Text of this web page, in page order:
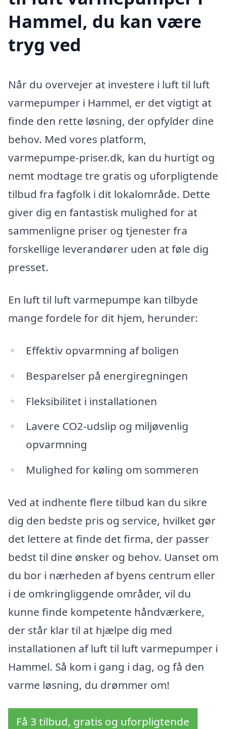
Hammel, du kan være
tryg ved
Når du overvejer at investere i luft til luft
varmepumper i Hammel, er det vigtigt at
finde den rette løsning, der opfylder dine
behov. Med vores platform,
varmepumpe-priser.dk, kan du hurtigt og
nemt modtage tre gratis og uforpligtende
tilbud fra fagfolk i dit lokalområde. Dette
giver dig en fantastisk mulighed for at
sammenligne priser og tjenester fra
forskellige leverandører uden at føle dig
presset.
En luft til luft varmepumpe kan tilbyde
mange fordele for dit hjem, herunder:
Effektiv opvarmning af boligen
Besparelser på energiregningen
Fleksibilitet i installationen
Lavere CO2-udslip og miljøvenlig
opvarmning
Mulighed for køling om sommeren
Ved at indhente flere tilbud kan du sikre
dig den bedste pris og service, hvilket gør
det lettere at finde det firma, der passer
bedst til dine ønsker og behov. Uanset om
du bor i nærheden af byens centrum eller
i de omkringliggende områder, vil du
kunne finde kompetente håndværkere,
der står klar til at hjælpe dig med
installationen af luft til luft varmepumper i
Hammel. Så kom i gang i dag, og få den
varme løsning, du drømmer om!
Få 3 tilbud, gratis og uforpligtende